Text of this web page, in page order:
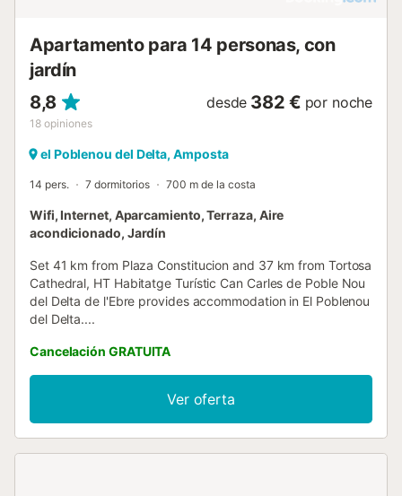
Apartamento para 14 personas, con
jardín
8,8
18 opiniones
desde 382 € por noche
el Poblenou del Delta, Amposta
14 pers. 7 dormitorios 700 m de la costa
Wifi, Internet, Aparcamiento, Terraza, Aire
acondicionado, Jardín
Set 41 km from Plaza Constitucion and 37 km from Tortosa
Cathedral, HT Habitatge Turístic Can Carles de Poble Nou
del Delta de l'Ebre provides accommodation in El Poblenou
del Delta....
Cancelación GRATUITA
Ver oferta